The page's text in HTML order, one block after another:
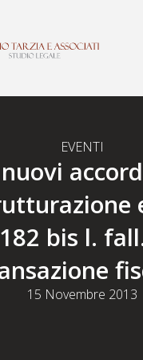
EVENTI
182 bis l.
15 Novembre 2013